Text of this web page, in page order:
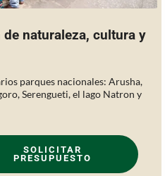
naturaleza, cultura y
parques nacionales: Arusha,
Serengueti, el lago Natron y
SOLICITAR
PRESUPUESTO